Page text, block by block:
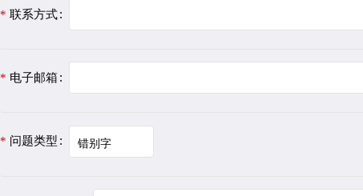
联系方式
电子邮箱
问题类型